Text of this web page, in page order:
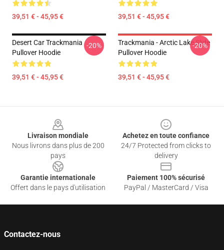
39,51 € - 45,95 € 39,51 € - 45,95 €
Desert Car Trackmania
Pullover Hoodie
39,51 € - 45,95 €
-20%
Trackmania - Arctic Lake Slide
Pullover Hoodie
39,51 € - 45,95 €
-20%
Livraison mondiale
Nous livrons dans plus de 200
pays
Achetez en toute confiance
24/7 Protected from clicks to
delivery
Garantie internationale
Offert dans le pays d'utilisation
Paiement 100% sécurisé
PayPal / MasterCard / Visa
Contactez-nous